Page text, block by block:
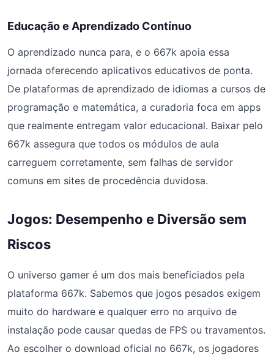
Educação e Aprendizado Contínuo
O aprendizado nunca para, e o 667k apoia essa
jornada oferecendo aplicativos educativos de ponta.
De plataformas de aprendizado de idiomas a cursos de
programação e matemática, a curadoria foca em apps
que realmente entregam valor educacional. Baixar pelo
667k assegura que todos os módulos de aula
carreguem corretamente, sem falhas de servidor
comuns em sites de procedência duvidosa.
Jogos: Desempenho e Diversão sem
Riscos
O universo gamer é um dos mais beneficiados pela
plataforma 667k. Sabemos que jogos pesados exigem
muito do hardware e qualquer erro no arquivo de
instalação pode causar quedas de FPS ou travamentos.
Ao escolher o download oficial no 667k, os jogadores